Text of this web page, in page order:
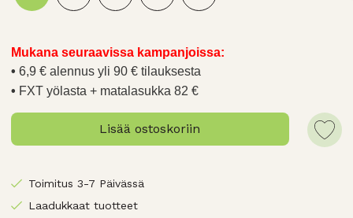
Mukana seuraavissa kampanjoissa:
6,9 € alennus yli 90 € tilauksesta
FXT yölasta + matalasukka 82 €
Lisää ostoskoriin
Toimitus 3-7 Päivässä
Laadukkaat tuotteet